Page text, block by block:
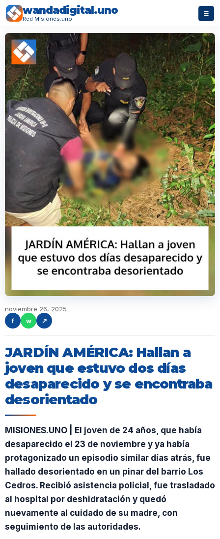
wandadigital.uno
Red Misiones.uno
☰
noviembre 26, 2025
f
w ↗
JARDÍN AMÉRICA: Hallan a
joven que estuvo dos días
desaparecido y se encontraba
desorientado
MISIONES.UNO | El joven de 24 años, que había
desaparecido el 23 de noviembre y ya había
protagonizado un episodio similar días atrás, fue
hallado desorientado en un pinar del barrio Los
Cedros. Recibió asistencia policial, fue trasladado
al hospital por deshidratación y quedó
nuevamente al cuidado de su madre, con
seguimiento de las autoridades.